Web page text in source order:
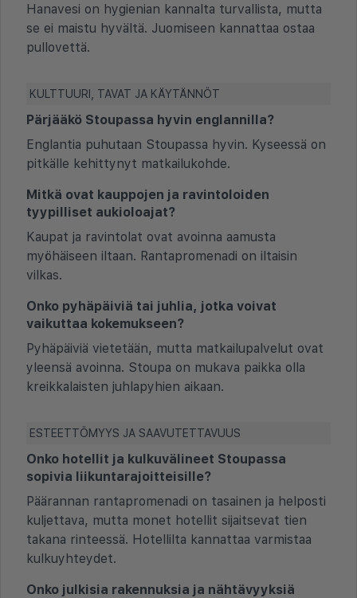
Hanavesi on hygienian kannalta turvallista, mutta
se ei maistu hyvältä. Juomiseen kannattaa ostaa
pullovettä.
KULTTUURI, TAVAT JA KÄYTÄNNÖT
Pärjääkö Stoupassa hyvin englannilla?
Englantia puhutaan Stoupassa hyvin. Kyseessä on
pitkälle kehittynyt matkailukohde.
Mitkä ovat kauppojen ja ravintoloiden
tyypilliset aukioloajat?
Kaupat ja ravintolat ovat avoinna aamusta
myöhäiseen iltaan. Rantapromenadi on iltaisin
vilkas.
Onko pyhäpäiviä tai juhlia, jotka voivat
vaikuttaa kokemukseen?
Pyhäpäiviä vietetään, mutta matkailupalvelut ovat
yleensä avoinna. Stoupa on mukava paikka olla
kreikkalaisten juhlapyhien aikaan.
ESTEETTÖMYYS JA SAAVUTETTAVUUS
Onko hotellit ja kulkuvälineet Stoupassa
sopivia liikuntarajoitteisille?
Pää­rannan rantapromenadi on tasainen ja helposti
kuljettava, mutta monet hotellit sijaitsevat tien
takana rinteessä. Hotellilta kannattaa varmistaa
kulkuyhteydet.
Onko julkisia rakennuksia ja nähtävyyksiä